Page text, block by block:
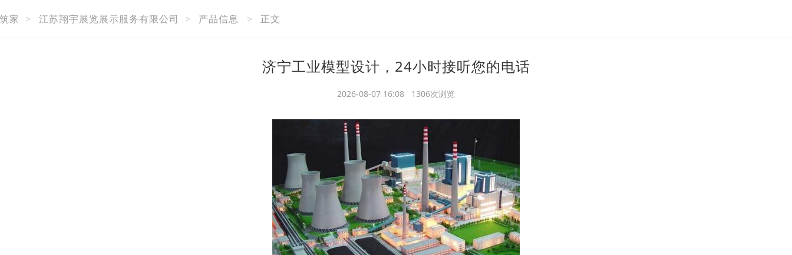
家 > 江苏翔宇展览展示服务有限公司 > 产品信息 > 正文
济宁工业模型设计，24小时接听您的电话
2026-08-07 16:08 1306次浏览